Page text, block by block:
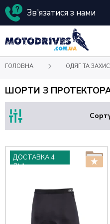
Зв'язатися з нами
ГОЛОВНА ОДЯГ ТА
ШОРТИ З
ДОСТАВКА 4
ДНІ